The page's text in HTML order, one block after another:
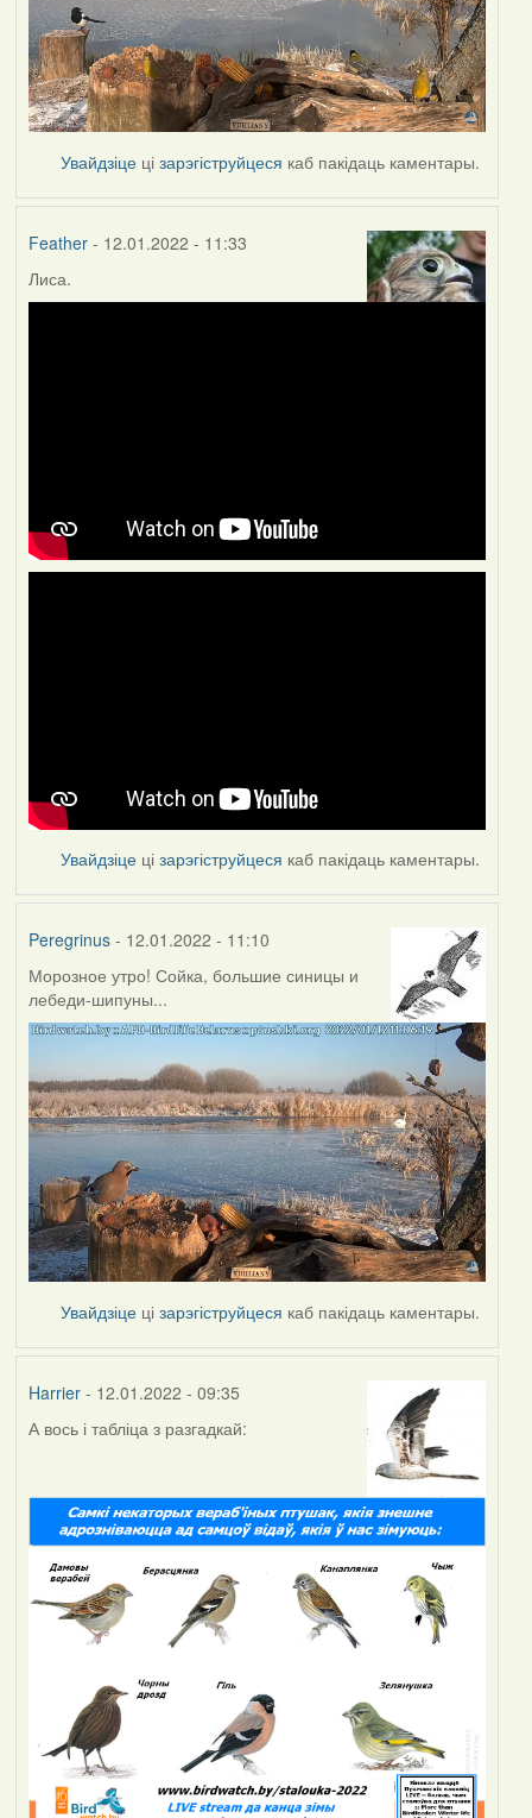
Увайдзіце цізарэгіструйцеся каб пакідаць каментары.
Feather- 12.01.2022 - 11:33
Лиса.
Увайдзіце цізарэгіструйцеся каб пакідаць каментары.
Peregrinus- 12.01.2022 - 11:10
Морозное утро! Сойка, большие синицы и
лебеди-шипуны...
Увайдзіце цізарэгіструйцеся каб пакідаць каментары.
Harrier- 12.01.2022 - 09:35
А вось і табліца з разгадкай: